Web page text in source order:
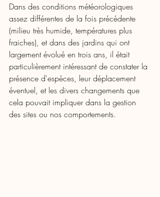
Dans des conditions météorologiques
assez différentes de la fois précédente
(milieu très humide, températures plus
fraiches), et dans des jardins qui ont
largement évolué en trois ans, il était
particulièrement intéressant de constater la
présence d'espèces, leur déplacement
éventuel, et les divers changements que
cela pouvait impliquer dans la gestion
des sites ou nos comportements.